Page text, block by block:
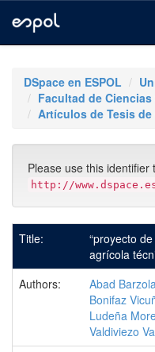
navigationDSpace en ESPOL
Facultad de
Artículos de Tesis de
Please use this
http://
Title:
“proyecto
agrícola
Authors:
Abad
Bonifaz
Ludeña
Valdiviezo